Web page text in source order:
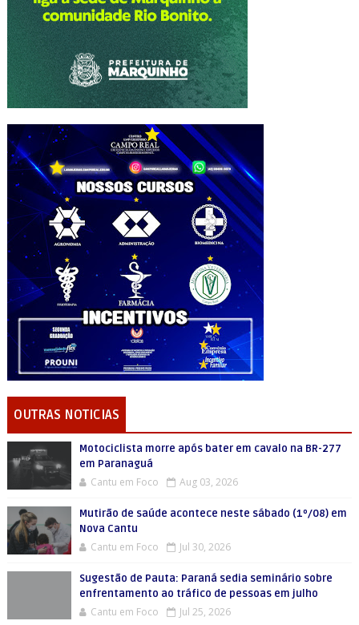
OUTRAS NOTICIAS
Motociclista morre após bater em cavalo na BR-277
em Paranaguá
Cantu em Foco Aug 03, 2026
Mutirão de saúde acontece neste sábado (1º/08) em
Nova Cantu
Cantu em Foco Jul 30, 2026
Sugestão de Pauta: Paraná sedia seminário sobre
enfrentamento ao tráfico de pessoas em julho
Cantu em Foco Jul 25, 2026